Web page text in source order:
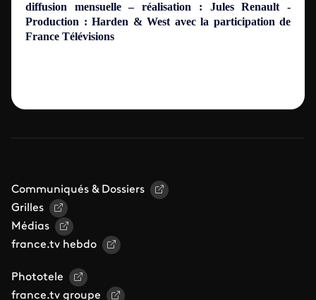
diffusion mensuelle – réalisation : Jules Renault -
Production : Harden & West avec la participation de
France Télévisions
Communiqués & Dossiers
Grilles
Médias
france.tv hebdo
Phototele
france.tv groupe